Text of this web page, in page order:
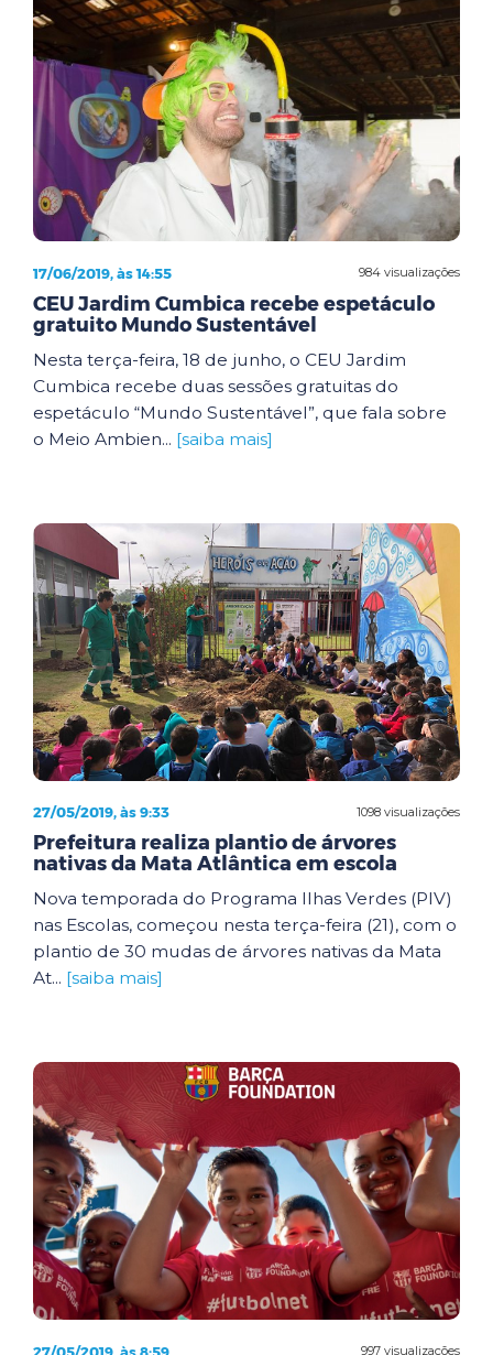
984 visualizações
17/06/2019, às 14:55
CEU Jardim Cumbica recebe espetáculo
gratuito Mundo Sustentável
Nesta terça-feira, 18 de junho, o CEU Jardim
Cumbica recebe duas sessões gratuitas do
espetáculo “Mundo Sustentável”, que fala sobre
o Meio Ambien... [saiba mais]
1098 visualizações
27/05/2019, às 9:33
Prefeitura realiza plantio de árvores
nativas da Mata Atlântica em escola
Nova temporada do Programa Ilhas Verdes (PIV)
nas Escolas, começou nesta terça-feira (21), com o
plantio de 30 mudas de árvores nativas da Mata
At... [saiba mais]
997 visualizações
27/05/2019, às 8:59